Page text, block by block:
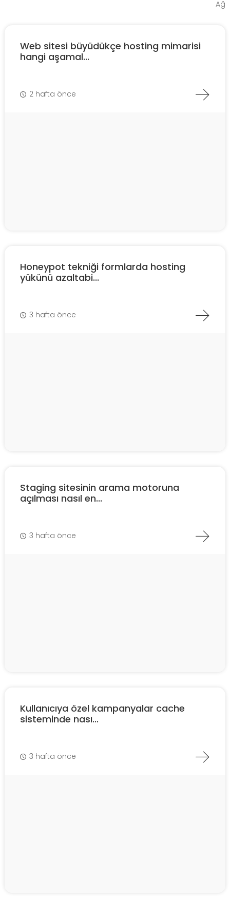
Ağ
Web sitesi büyüdükçe hosting mimarisi
hangi aşamal...
2 hafta önce
Honeypot tekniği formlarda hosting
yükünü azaltabi...
3 hafta önce
Staging sitesinin arama motoruna
açılması nasıl en...
3 hafta önce
Kullanıcıya özel kampanyalar cache
sisteminde nası...
3 hafta önce